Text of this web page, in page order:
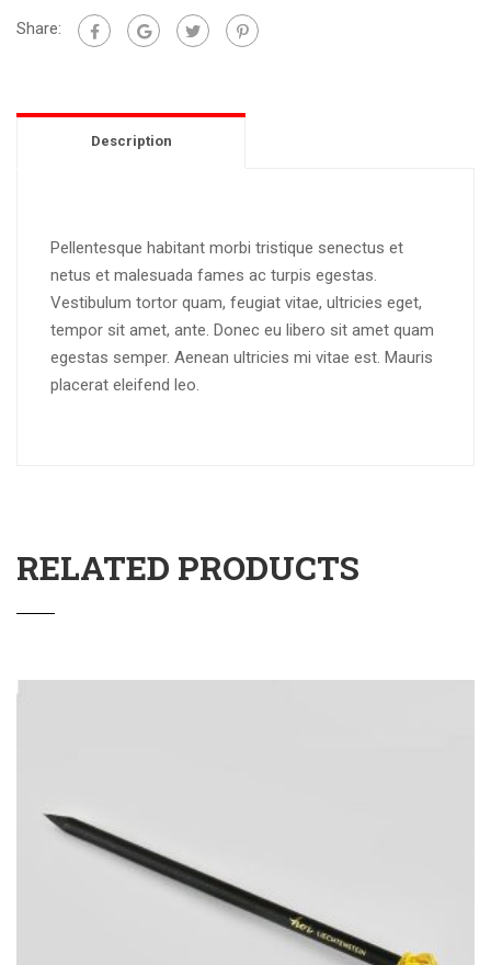
Share:
Description
Pellentesque habitant morbi tristique senectus et
netus et malesuada fames ac turpis egestas.
Vestibulum tortor quam, feugiat vitae, ultricies eget,
tempor sit amet, ante. Donec eu libero sit amet quam
egestas semper. Aenean ultricies mi vitae est. Mauris
placerat eleifend leo.
RELATED PRODUCTS